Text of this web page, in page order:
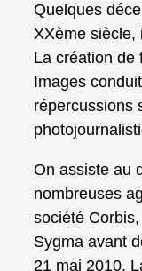
Quelques
XXème siècle,
La création de
Images
répercussions
On assiste au
nombreuses
société
Sygma avant
21 mai 2010.